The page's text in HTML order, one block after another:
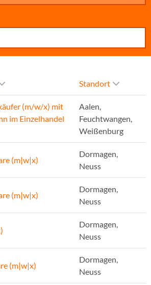
Standort
(m/w/x) mit
im Einzelhandel
Aalen,
Feuchtwangen,
Weißenburg
(m|w|x)
Dormagen,
Neuss
(m|w|x)
Dormagen,
Neuss
Dormagen,
Neuss
(m|w|x)
Dormagen,
Neuss